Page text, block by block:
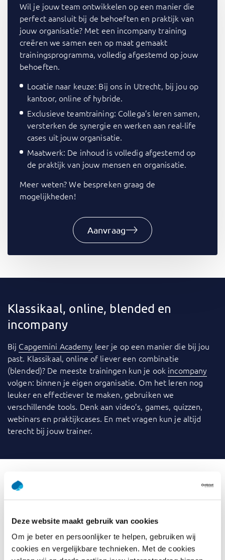
Deze website maakt gebruik van cookies
Om je beter en persoonlijker te helpen, gebruiken wij
cookies en vergelijkbare technieken. Met de cookies
Wil je jouw team ontwikkelen op een manier die
perfect aansluit bij de behoeften en praktijk van
jouw organisatie? Met een incompany training
creëren we samen een op maat gemaakt
trainingsprogramma, volledig afgestemd op jouw
behoeften.
Locatie naar keuze: Bij ons in Utrecht, bij jou op
kantoor, online of hybride.
Exclusieve teamtraining: Collega’s leren samen,
versterken de synergie en werken aan real-life
cases uit jouw organisatie.
Maatwerk: De inhoud is volledig afgestemd op
de praktijk van jouw mensen en organisatie.
Meer weten? We bespreken graag de
mogelijkheden!
Aanvraag
Klassikaal, online, blended en
incompany
Bij Capgemini Academy leer je op een manier die bij jou
past. Klassikaal, online of liever een combinatie
(blended)? De meeste trainingen kun je ook incompany
volgen: binnen je eigen organisatie. Om het leren nog
leuker en effectiever te maken, gebruiken we
verschillende tools. Denk aan video’s, games, quizzen,
webinars en praktijkcases. En met vragen kun je altijd
terecht bij jouw trainer.
Wat is Data Literacy voor
Data Literacy is het vermogen om data aan te maken, te
lezen, te begrijpen en te interpreteren. Iedere